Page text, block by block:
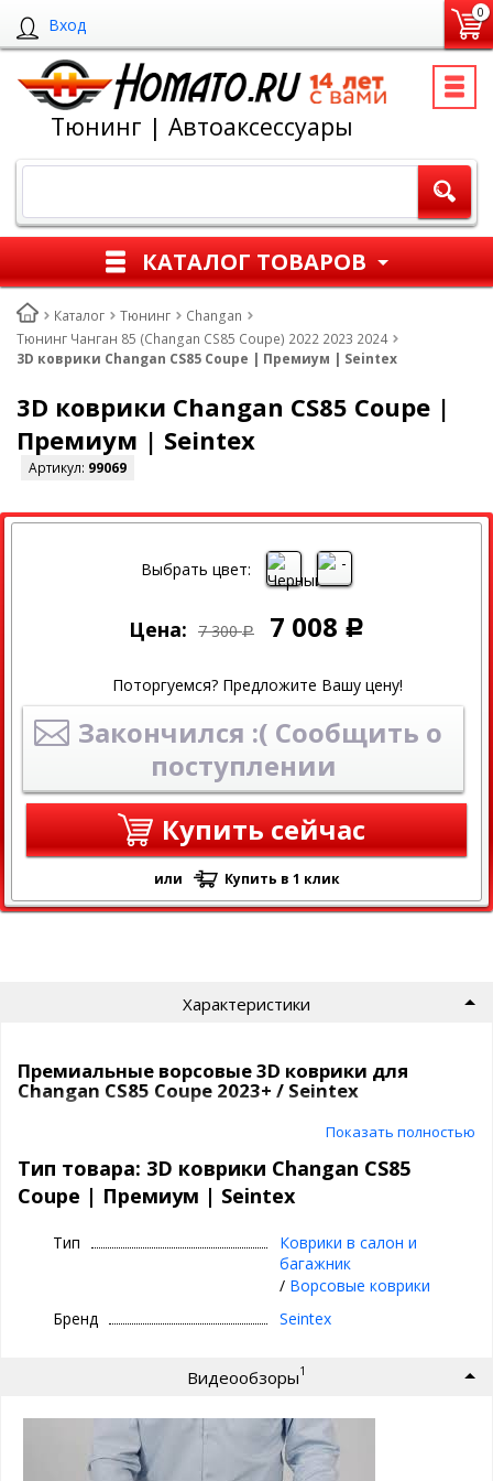
Вход
0
Тюнинг | Автоаксессуары
КАТАЛОГ ТОВАРОВ
Каталог Тюнинг
Changan
Тюнинг Чанган 85 (Changan CS85 Coupe) 2022 2023 2024
3D коврики Changan CS85 Coupe | Премиум | Seintex
3D коврики Changan CS85 Coupe |
Премиум | Seintex
Артикул: 99069
СКИДКА
Выбрать цвет:
Цена: 7 300 Р 7 008 Р
Поторгуемся? Предложите Вашу цену!
Закончился :( Сообщить о
поступлении
Купить сейчас
или Купить в 1 клик
Характеристики
Премиальные ворсовые 3D коврики для
Changan CS85 Coupe 2023+ / Seintex
Текстильные 3D коврики премиум класса
| Seintex
⊕ идеальное сочетание материалов:
непромокаемый слой и антискользящее
⊕ надежно фиксируются, так как сделаны под
оригинальный крепеж, идельно повторяют
⊕ используются каждый день круглый год -
лето, осень, зима, весна
⊕ имеют нестираемый подпятник
⊕ износостойки, легко чистятся и моются,
Показать полностью
Тип товара: 3D коврики Changan CS85
Coupe | Премиум | Seintex
Тип
Коврики в салон и
багажник
/ Ворсовые коврики
Бренд
Seintex
Видеообзоры1